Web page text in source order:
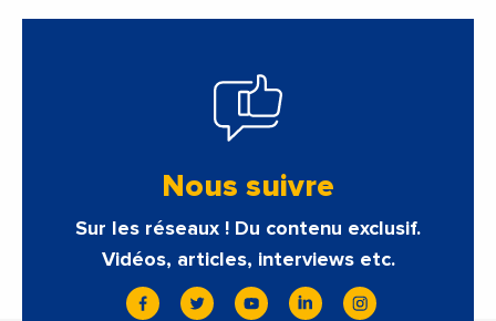
Nous suivre
Sur les réseaux ! Du contenu exclusif.
Vidéos, articles, interviews etc.